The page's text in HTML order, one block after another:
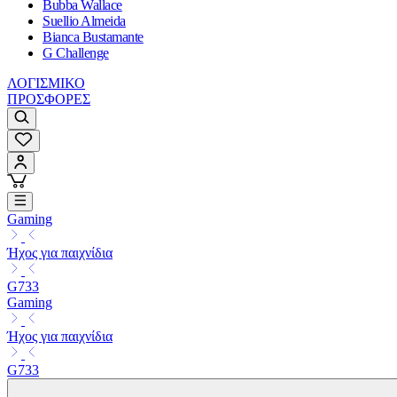
Bubba Wallace
Suellio Almeida
Bianca Bustamante
G Challenge
ΛΟΓΙΣΜΙΚΟ
ΠΡΟΣΦΟΡΕΣ
Gaming
Ήχος για παιχνίδια
G733
Gaming
Ήχος για παιχνίδια
G733